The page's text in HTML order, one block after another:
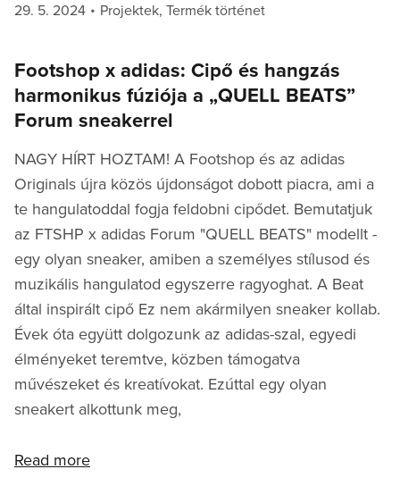
Posted
29. 5. 2024 Categories
Projektek, Termék történet
Footshop x adidas: Cipő és hangzás
harmonikus fúziója a „QUELL BEATS”
Forum sneakerrel
NAGY HÍRT HOZTAM! A Footshop és az adidas
Originals újra közös újdonságot dobott piacra, ami a
te hangulatoddal fogja feldobni cipődet. Bemutatjuk
az FTSHP x adidas Forum "QUELL BEATS" modellt -
egy olyan sneaker, amiben a személyes stílusod és
muzikális hangulatod egyszerre ragyoghat. A Beat
által inspirált cipő Ez nem akármilyen sneaker kollab.
Évek óta együtt dolgozunk az adidas-szal, egyedi
élményeket teremtve, közben támogatva
művészeket és kreatívokat. Ezúttal egy olyan
sneakert alkottunk meg,
Read more